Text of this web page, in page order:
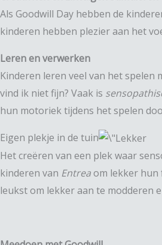
Als Goodwill Day hebben de
kinderen hebben plezier aan het
Leren en verwerken
Kinderen leren veel van het spelen
vind ik niet fijn? Vaak is
hun motoriek tijdens het spelen
Eigen plekje in de tuin
Het creëren van een plek waar
kinderen van Entreaom lekker hun
leukst om lekker aan te modderen